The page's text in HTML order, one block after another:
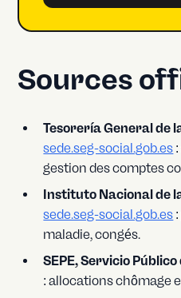
Sources
Tesorería General de
sede.seg-social.gob.es
gestion des comptes
Instituto Nacional de
sede.seg-social.gob.es
maladie, congés.
SEPE, Servicio
: allocations chômage